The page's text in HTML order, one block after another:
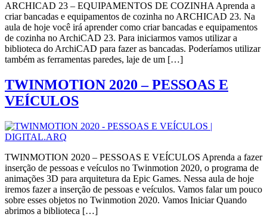
ARCHICAD 23 – EQUIPAMENTOS DE COZINHA Aprenda a
criar bancadas e equipamentos de cozinha no ARCHICAD 23. Na
aula de hoje você irá aprender como criar bancadas e equipamentos
de cozinha no ArchiCAD 23. Para iniciarmos vamos utilizar a
biblioteca do ArchiCAD para fazer as bancadas. Poderíamos utilizar
também as ferramentas paredes, laje de um […]
TWINMOTION 2020 – PESSOAS E
VEÍCULOS
TWINMOTION 2020 – PESSOAS E VEÍCULOS Aprenda a fazer
inserção de pessoas e veículos no Twinmotion 2020, o programa de
animações 3D para arquitetura da Epic Games. Nessa aula de hoje
iremos fazer a inserção de pessoas e veículos. Vamos falar um pouco
sobre esses objetos no Twinmotion 2020. Vamos Iniciar Quando
abrimos a biblioteca […]